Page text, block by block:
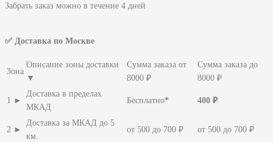
Забрать заказ можно в течение 4 дней
✅ Доставка по Москве
Зона
Описание зоны доставки
▼
Сумма заказа от
8000 ₽
Сумма заказа до
8000 ₽
1 ►
Доставка в пределах
МКАД
Бесплатно* 400 ₽
2 ►
Доставка за МКАД до 5
км.
от 500 до 700 ₽ от 500 до 700 ₽